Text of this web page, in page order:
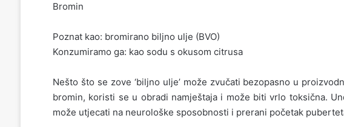
Bromin
Poznat kao: bromirano biljno ulje (BVO)
Konzumiramo ga: kao sodu s okusom citrusa
Nešto što se zove ‘biljno ulje’ može zvučati bezopasno u
bromin, koristi se u obradi namještaja i može biti vrlo toksična.
može utjecati na neurološke sposobnosti i prerani početak